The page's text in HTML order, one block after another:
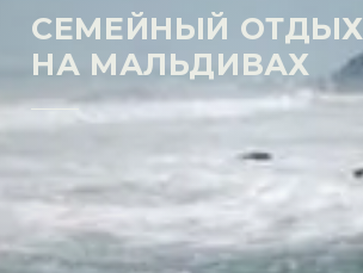
СЕМЕЙНЫЙ ОТДЫХ
НА МАЛЬДИВАХ